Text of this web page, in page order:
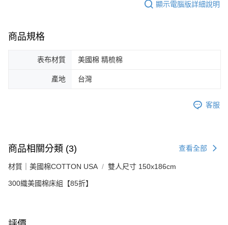
顯示電腦版詳細說明
商品規格
表布材質 美國棉 精梳棉
產地 台灣
客服
商品相關分類 (3) 查看全部
材質｜美國棉COTTON USA 雙人尺寸 150x186cm
300織美國棉床組【85折】